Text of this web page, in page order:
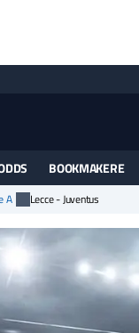
BOOKMAKERE
A Lecce - Juventus